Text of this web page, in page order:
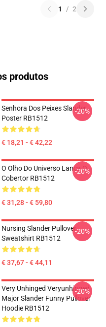
1 / 2
produtos
Senhora Dos Peixes Slander
Poster RB1512
€ 18,21 - € 42,22
-20%
O Olho Do Universo Lança O
Cobertor RB1512
€ 31,28 - € 59,80
-20%
Nursing Slander Pullover
Sweatshirt RB1512
€ 37,67 - € 44,11
-20%
Very Unhinged Veryunhinged
Major Slander Funny Pullover
Hoodie RB1512
-20%